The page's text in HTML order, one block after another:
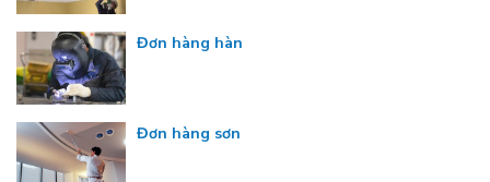
Đơn hàng hàn
Đơn hàng sơn